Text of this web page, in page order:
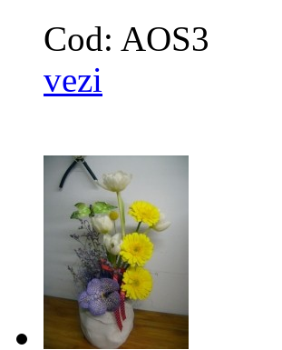
Cod: AOS3
vezi